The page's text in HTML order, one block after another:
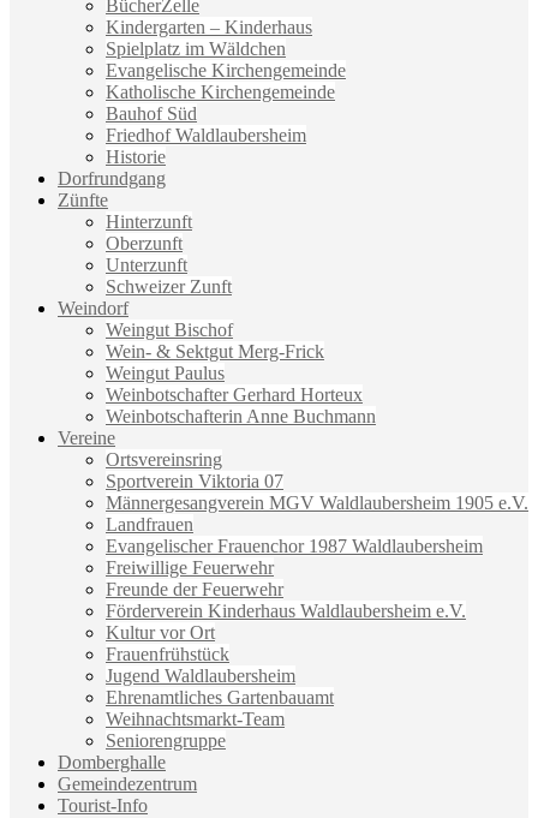
BücherZelle
Kindergarten – Kinderhaus
Spielplatz im Wäldchen
Evangelische Kirchengemeinde
Katholische Kirchengemeinde
Bauhof Süd
Friedhof Waldlaubersheim
Historie
Dorfrundgang
Zünfte
Hinterzunft
Oberzunft
Unterzunft
Schweizer Zunft
Weindorf
Weingut Bischof
Wein- & Sektgut Merg-Frick
Weingut Paulus
Weinbotschafter Gerhard Horteux
Weinbotschafterin Anne Buchmann
Vereine
Ortsvereinsring
Sportverein Viktoria 07
Männergesangverein MGV Waldlaubersheim 1905 e.V.
Landfrauen
Evangelischer Frauenchor 1987 Waldlaubersheim
Freiwillige Feuerwehr
Freunde der Feuerwehr
Förderverein Kinderhaus Waldlaubersheim e.V.
Kultur vor Ort
Frauenfrühstück
Jugend Waldlaubersheim
Ehrenamtliches Gartenbauamt
Weihnachtsmarkt-Team
Seniorengruppe
Domberghalle
Gemeindezentrum
Tourist-Info